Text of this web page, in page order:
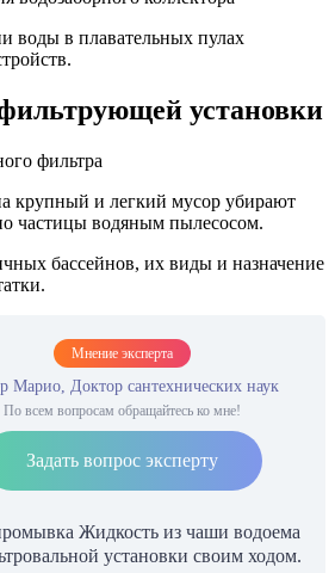
воды в плавательных пулах
установки
крупный и легкий мусор убирают
частицы водяным пылесосом.
бассейнов, их виды и назначение
Мнение эксперта
Марио, Доктор сантехнических наук
По всем вопросам обращайтесь ко мне!
Задать вопрос эксперту
Жидкость из чаши водоема
установки своим ходом.